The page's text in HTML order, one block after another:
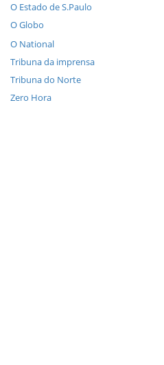
O Estado de S.Paulo
O Globo
O National
Tribuna da imprensa
Tribuna do Norte
Zero Hora